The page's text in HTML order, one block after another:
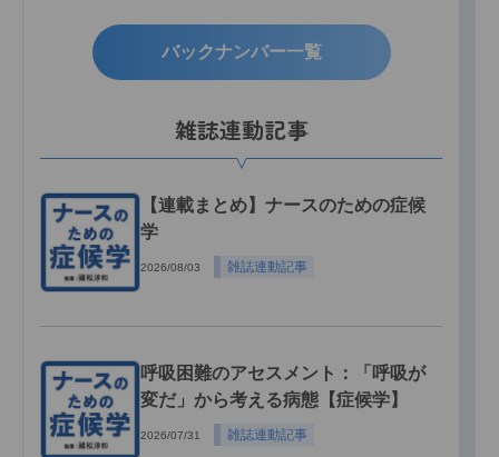
バックナンバー一覧
雑誌連動記事
【連載まとめ】ナースのための症候
学
2026/08/03 雑誌連動記事
呼吸困難のアセスメント：「呼吸が
変だ」から考える病態【症候学】
2026/07/31 雑誌連動記事